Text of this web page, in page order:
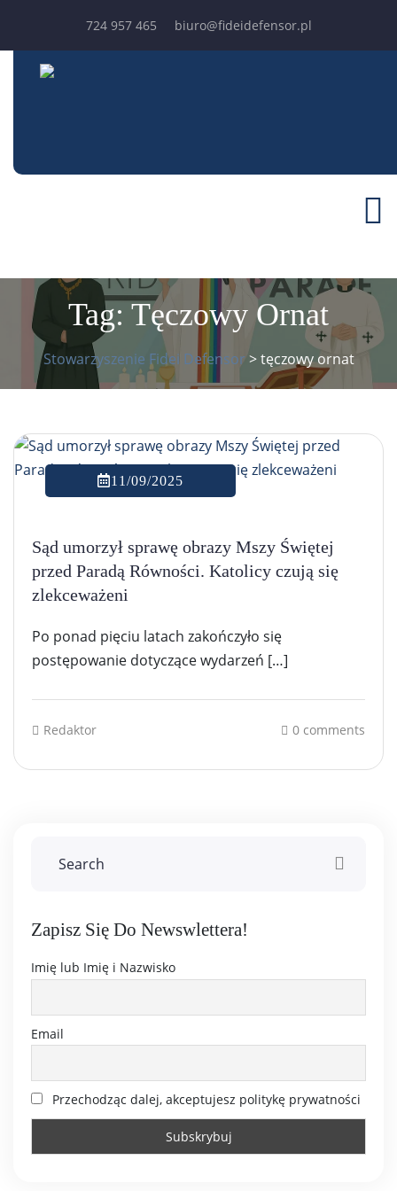
724 957 465 biuro@fideidefensor.pl
Tag: Tęczowy Ornat
Stowarzyszenie Fidei Defensor>tęczowy ornat
11/09/2025
Sąd umorzył sprawę obrazy Mszy Świętej
przed Paradą Równości. Katolicy czują się
zlekceważeni
Po ponad pięciu latach zakończyło się
postępowanie dotyczące wydarzeń […]
Redaktor 0 comments
Zapisz Się Do Newswlettera!
Imię lub Imię i Nazwisko
Email
Przechodząc dalej, akceptujesz politykę prywatności